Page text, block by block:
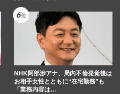
NHK阿部渉アナ、局内不倫発覚後は
お相手女性とともに“在宅勤務”も
「業務内容は…